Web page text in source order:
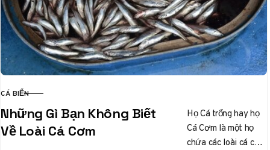
CATEGORY
CÁ BIỂN
Những Gì Bạn Không Biết
Về Loài Cá Cơm
Họ Cá trổng hay họ
Cá Cơm là một họ
chứa các loài cá chủ